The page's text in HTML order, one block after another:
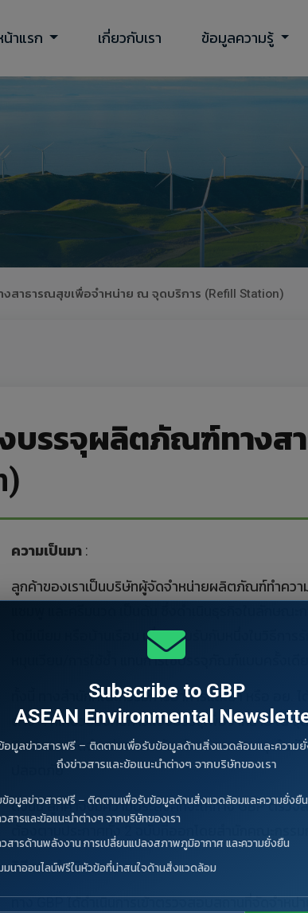
น้าแรก เกี่ยวกับเรา ข้อมูลความรู้
าธารณสุขเพื่อจำหน่าย ณ จุดบริการ (Refill Station)
บรรจุผลิตภัณฑ์ทางส
ความเป็นมา:
ลูกค้าของเราเป็นบริษัทผู้จัดจำหน่ายผลิตภัณฑ์ทำควา
แชมพู และครีมนวด เป็นต้น ซึ่งดำเนินธุรกิจในลักษณ
โดมีเนียม หรือบ้านเรือน เพื่อตอบรับกับหนึ่งในวิธีกา
หมุนเวียน/การใช้ซ้ำ แทนการใช้บรรจุภัณฑ์แบบครั้งเดีย
ทั้งนี้ ทางสำนักคณะกรรมการอาหารและยา หรือ อย.
ต่าง ๆ ที่เกี่ยวข้องกับการแบ่งบรรจุเพื่อจำหน่าย ณ จุ
กิจการและจัดจำหน่ายผลิตภัณฑ์ทางสาธารณสุขใน
ปลอดภัย
ดังนั้น ลูกค้าจึงมีความประสงค์ที่จะให้ทาง GBP ตรว
ต้องตามประกาศทั้ง 2 ฉบับที่ออกโดยสำนักคณะกรรม
วิธีการดำเนินงาน:
ทาง GBP ได้ดำเนินการเข้าตรวจสอบสถานที่จัดจำห
Subscribe to GBP
ASEAN Environmental
อมูลข่าวสารฟรี – ติดตามเพื่อรับข้อมูลด้านสิ่งแวดล้อมและความ
ถึงข่าวสารและข้อแนะนำต่างๆ จากบริษัทของเรา
ข้อมูลข่าวสารฟรี – ติดตามเพื่อรับข้อมูลด้านสิ่งแวดล้อมและความยั่งยื
สารและข้อแนะนำต่างๆ จากบริษัทของเรา
วสารด้านพลังงาน การเปลี่ยนแปลงสภาพภูมิอากาศ และความยั่งยืน
มนาออนไลน์ฟรีในหัวข้อที่น่าสนใจด้านสิ่งแวดล้อม